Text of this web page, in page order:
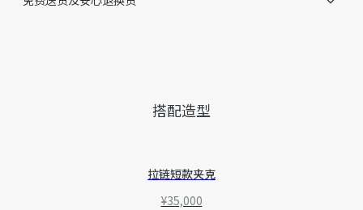
搭配造型
拉链短款夹克
¥35,000